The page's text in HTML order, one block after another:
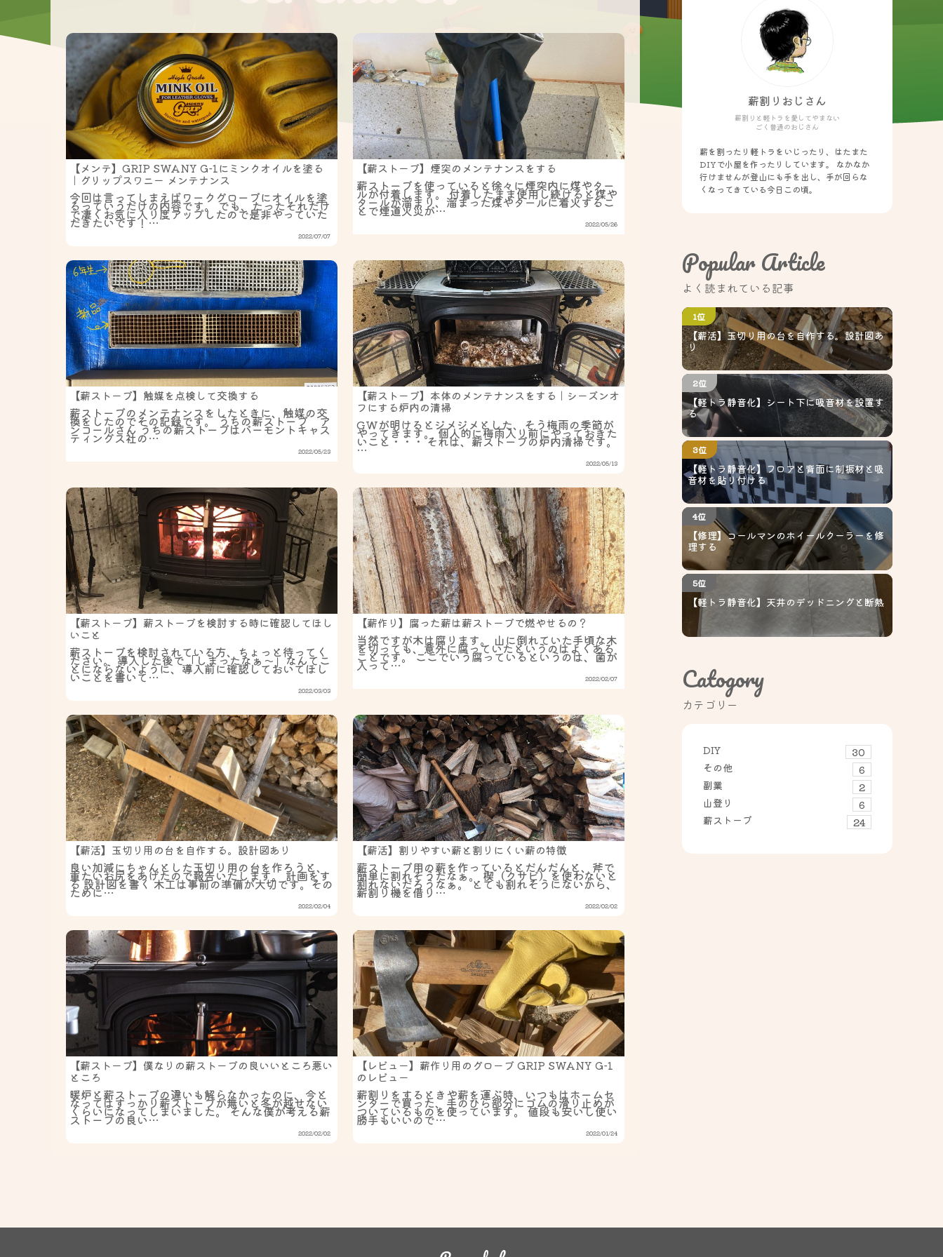
【メンテ】GRIP SWANY G-1にミンクオイルを塗る
｜グリップスワニー メンテナンス
今回は言ってしまえばワークグローブにオイルを塗
るっていうだけの内容です。 でも、たったそれだけ
で凄くお気に入り度アップしたので是非やっていた
だきたいです！…
2022/07/07
【薪ストーブ】煙突のメンテナンスをする
薪ストーブを使っていると徐々に煙突内に煤やター
ルが付着します。 付着したまま使用し続けると煤や
タールが溜まり、溜まった煤やタールに着火するこ
とで煙道火災が…
2022/05/26
【薪ストーブ】触媒を点検して交換する
薪ストーブのメンテナンスをしたときに、触媒の交
換をしたのでその記録です。 うちの薪ストーブ ア
ンコールさん うちの薪ストーブはバーモントキャス
ティングス社の…
2022/05/23
【薪ストーブ】本体のメンテナンスをする｜シーズンオ
フにする炉内の清掃
GWが明けるとジメジメとした、そう梅雨の季節が
やってきます。 個人的に梅雨入り前にやっておきた
いこと・・・ それは、薪ストーブの炉内清掃です。
…
2022/05/13
【薪ストーブ】薪ストーブを検討する時に確認してほし
いこと
薪ストーブを検討されている方、ちょっと待ってく
ださい。 導入した後で「しまったなぁ〜」なんてこ
とにならないように、導入前に確認しておいてほし
いことを書いて…
2022/03/03
【薪作り】腐った薪は薪ストーブで燃やせるの？
当然ですが木は腐ります。 山に倒れていた手頃な木
を切っても、意外に腐っていたというのはよくある
ことです。 ここでいう腐っているというのは、菌が
入って…
2022/02/07
【薪活】玉切り用の台を自作する。設計図あり
良い加減にちゃんとした玉切り用の台を作ろうと、
重たいお尻をあげたので報告いたします。 計画をす
る 設計図を書く 木工は事前の準備が大切です。その
ために…
2022/02/04
【薪活】割りやすい薪と割りにくい薪の特徴
薪ストーブ用の薪を作っているとだんだんと、斧で
簡単に割れそうだなぁ。 楔（クサビ）を使わないと
割れないだろうなぁ。 とても割れそうにないから、
薪割り機を借り…
2022/02/02
【薪ストーブ】僕なりの薪ストーブの良いいところ悪い
ところ
暖炉と薪ストーブの違いも解らなかったのに、今と
なってはすっかり薪ストーブが無いと冬が越せない
くらいになってしまいました。 そんな僕が考える薪
ストーブの良い…
2022/02/02
【レビュー】薪作り用のグローブ GRIP SWANY G-1
のレビュー
薪割りをするときや薪を運ぶ時、いつもはホームセ
ンターで買った、手のひら部分にゴムの滑り止めが
ついているものを使っています。 値段も安いし使い
勝手もいいので…
2022/01/24
薪割りおじさん
薪割りと軽トラを愛してやまない
ごく普通のおじさん
薪を割ったり軽トラをいじったり、はたまた
DIYで小屋を作ったりしています。 なかなか
行けませんが登山にも手を出し、手が回らな
くなってきている今日この頃。
Popular Article
よく読まれている記事
1位
【薪活】玉切り用の台を自作する。設計図あ
り
2位
【軽トラ静音化】シート下に吸音材を設置す
る
3位
【軽トラ静音化】フロアと背面に制振材と吸
音材を貼り付ける
4位
【修理】コールマンのホイールクーラーを修
理する
5位
【軽トラ静音化】天井のデッドニングと断熱
Catogory
カテゴリー
DIY
30
その他
6
副業
2
山登り
6
薪ストーブ
24